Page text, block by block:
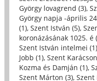
György lovagrend (3),
György napja -április
(1), Szent István (5),
koronázásának 1025. é
Szent István intelmei (1)
Jobb (1), Szent
Kozma és Damján (1),
Szent Márton (3), Szent